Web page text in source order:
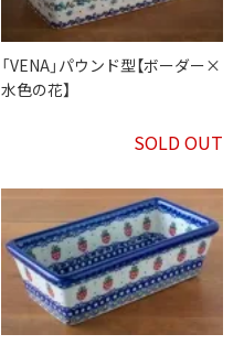
「VENA」パウンド型【ボーダー×
水色の花】
SOLD OUT